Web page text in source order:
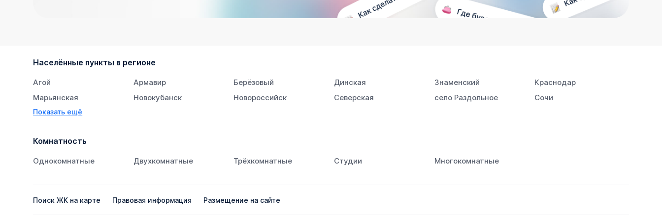
Населённые пункты в регионе
Агой Армавир Берёзовый Динская Знаменский
Краснодар
Марьянская
Новокубанск Новороссийск Северская село Раздольное
Сочи
Супсех
Показать ещё
Комнатность
Однокомнатные Двухкомнатные Трёхкомнатные Студии Многокомнатные
Поиск ЖК на карте Правовая информация Размещение на сайте